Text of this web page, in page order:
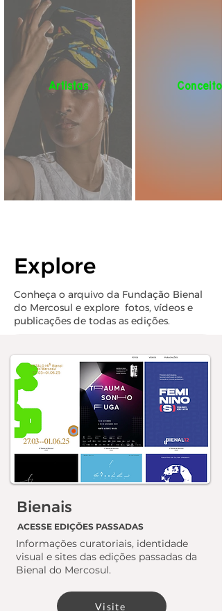
Artistas Conceito
Explore
Conheça o arquivo da Fundação Bienal
do Mercosul e explore fotos, vídeos e
publicações de todas as edições.
Bienais
ACESSE EDIÇÕES PASSADAS
Informações curatoriais, identidade
visual e sites das edições passadas da
Bienal do Mercosul.​
Visite